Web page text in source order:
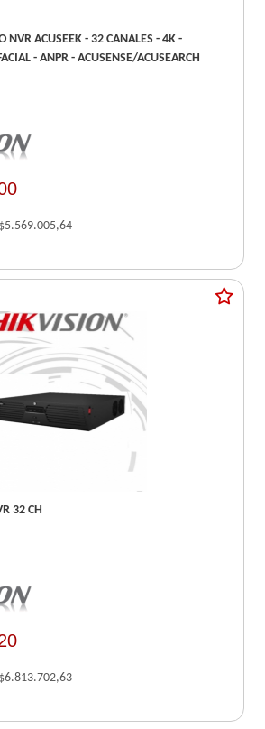
ACUSEEK - 32 CANALES - 4K -
- ANPR - ACUSENSE/ACUSEARCH
$5.569.005,64
32 CH
$6.813.702,63